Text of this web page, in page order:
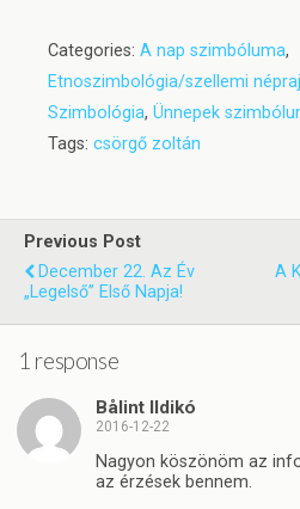
Categories: A nap szimbóluma,
Etnoszimbológia/szellemi
Szimbológia, Ünnepek
Tags: csörgő zoltán
Previous Post
December 22. Az Év
„legelső” Első Napja!
A
1 response
Bålint Ildikó
2016-12-22
Nagyon köszönöm az
az érzések bennem.